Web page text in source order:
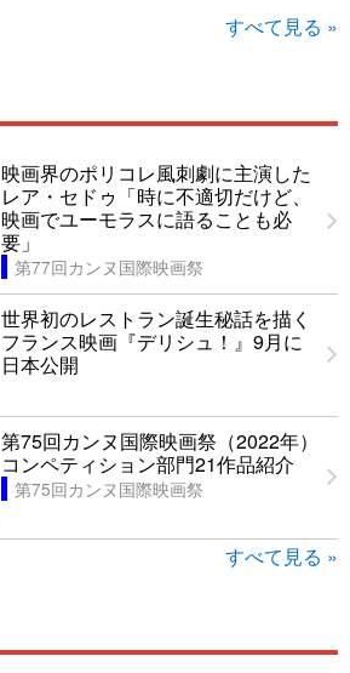
すべて見る »
映画界のポリコレ風刺劇に主演した
レア・セドゥ「時に不適切だけど、
映画でユーモラスに語ることも必
要」
第77回カンヌ国際映画祭
世界初のレストラン誕生秘話を描く
フランス映画『デリシュ！』9月に
日本公開
第75回カンヌ国際映画祭（2022年）
コンペティション部門21作品紹介
第75回カンヌ国際映画祭
すべて見る »